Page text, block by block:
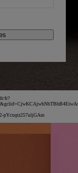
fr?
pYcxqtz257uljGAm